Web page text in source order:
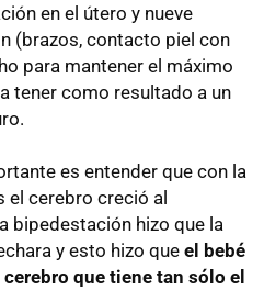
en el útero y nueve
(brazos, contacto piel con
para mantener el máximo
tener como resultado a un
es entender que con la
el cerebro creció al
bipedestación hizo que la
y esto hizo que el bebé
que tiene tan sólo el